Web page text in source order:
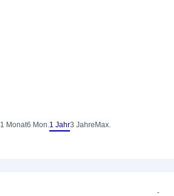
1 Monat6 Mon.1 Jahr3 Jahre Max.
-